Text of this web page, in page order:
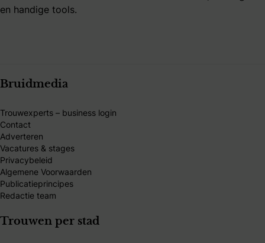
en handige tools.
Bruidmedia
Trouwexperts – business login
Contact
Adverteren
Vacatures & stages
Privacybeleid
Algemene Voorwaarden
Publicatieprincipes
Redactie team
Trouwen per stad